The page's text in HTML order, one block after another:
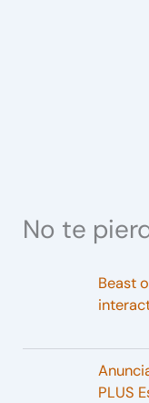
No te
Beast
PLUS